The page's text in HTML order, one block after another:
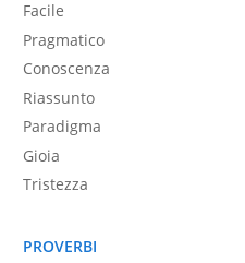
Facile
Pragmatico
Conoscenza
Riassunto
Paradigma
Gioia
Tristezza
PROVERBI